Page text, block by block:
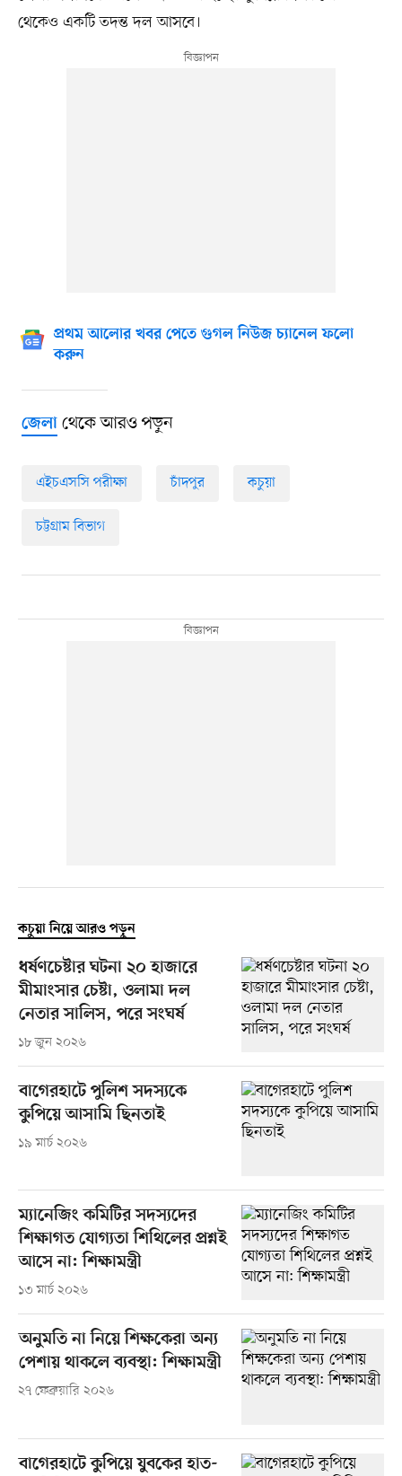
থেকেও একটি তদন্ত দল আসবে।
প্রথম আলোর খবর পেতে গুগল নিউজ চ্যানেল ফলো
করুন
জেলাথেকে আরও পড়ুন
এইচএসসি পরীক্ষা চাঁদপুর কচুয়া
চট্টগ্রাম বিভাগ
কচুয়া নিয়ে আরও পড়ুন
ধর্ষণচেষ্টার ঘটনা ২০ হাজারে
মীমাংসার চেষ্টা, ওলামা দল
নেতার সালিস, পরে সংঘর্ষ
১৮ জুন ২০২৬
বাগেরহাটে পুলিশ সদস্যকে
কুপিয়ে আসামি ছিনতাই
১৯ মার্চ ২০২৬
ম্যানেজিং কমিটির সদস্যদের
শিক্ষাগত যোগ্যতা শিথিলের প্রশ্নই
আসে না: শিক্ষামন্ত্রী
১৩ মার্চ ২০২৬
অনুমতি না নিয়ে শিক্ষকেরা অন্য
পেশায় থাকলে ব্যবস্থা: শিক্ষামন্ত্রী
২৭ ফেব্রুয়ারি ২০২৬
বাগেরহাটে কুপিয়ে যুবকের হাত-